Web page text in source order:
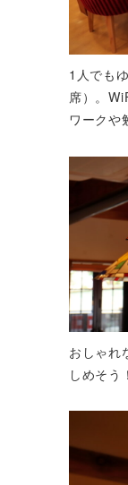
1人でも
席）。
ワークや
おしゃれ
しめそう！